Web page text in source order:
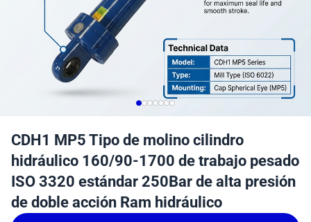
CDH1 MP5 Tipo de molino cilindro
hidráulico 160/90-1700 de trabajo pesado
ISO 3320 estándar 250Bar de alta presión
de doble acción Ram hidráulico